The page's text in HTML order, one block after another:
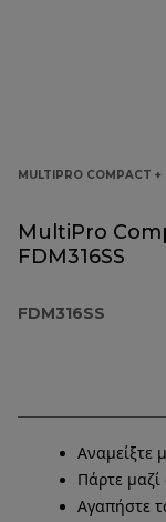
MULTIPRO COMPACT +
MultiPro
FDM316SS
FDM316SS
Αναμείξτε
Πάρτε
Αγαπήστε